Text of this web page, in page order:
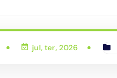
jul, ter, 2026